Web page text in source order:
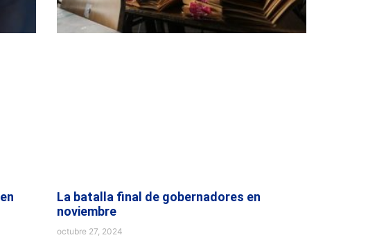
La batalla final de gobernadores en
noviembre
octubre 27, 2024